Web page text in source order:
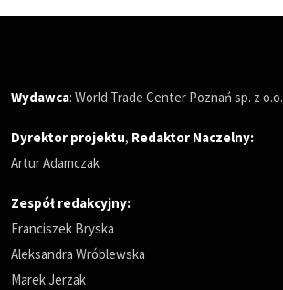
Wydawca: World Trade Center Poznań sp. z o.o.
Dyrektor projektu, Redaktor Naczelny:
Artur Adamczak
Zespół redakcyjny:
Franciszek Bryska
Aleksandra Wróblewska
Marek Jerzak